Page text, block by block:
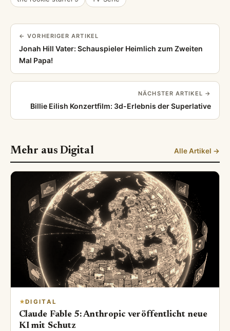
← VORHERIGER ARTIKEL
Jonah Hill Vater: Schauspieler Heimlich zum Zweiten
Mal Papa!
NÄCHSTER ARTIKEL →
Billie Eilish Konzertfilm: 3d-Erlebnis der Superlative
Mehr aus Digital Alle Artikel →
DIGITAL
Claude Fable 5: Anthropic veröffentlicht neue
KI mit Schutz